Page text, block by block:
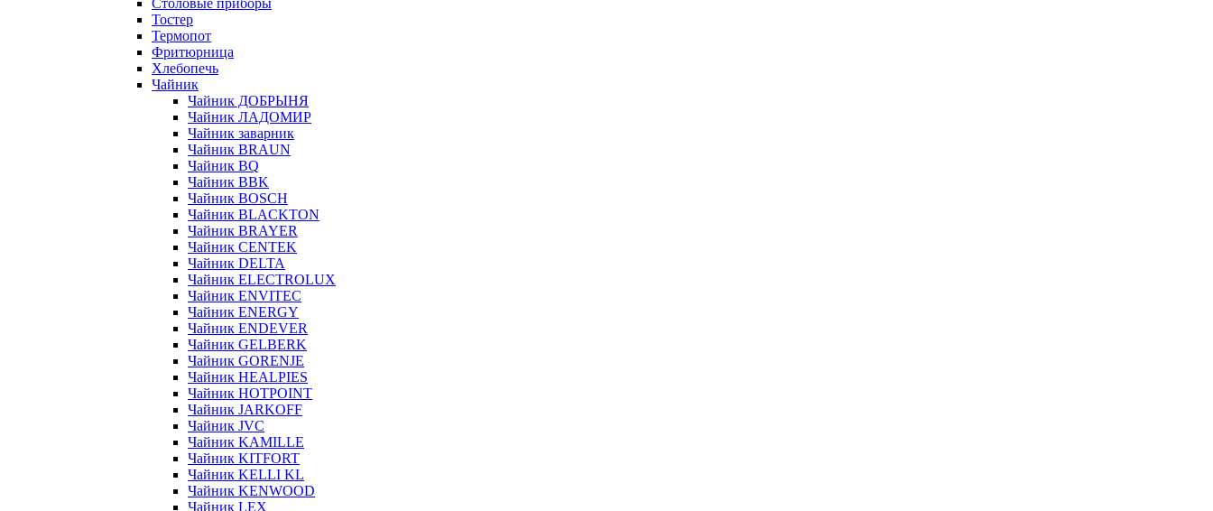
Столовые приборы
Тостер
Термопот
Фритюрница
Хлебопечь
Чайник
Чайник ДОБРЫНЯ
Чайник ЛАДОМИР
Чайник заварник
Чайник BRAUN
Чайник BQ
Чайник BBK
Чайник BOSCH
Чайник BLACKTON
Чайник BRAYER
Чайник CENTEK
Чайник DELTA
Чайник ELECTROLUX
Чайник ENVITEC
Чайник ENERGY
Чайник ENDEVER
Чайник GELBERK
Чайник GORENJE
Чайник HEALPIES
Чайник HOTPOINT
Чайник JARKOFF
Чайник JVC
Чайник KAMILLE
Чайник KITFORT
Чайник KELLI KL
Чайник KENWOOD
Чайник LEX